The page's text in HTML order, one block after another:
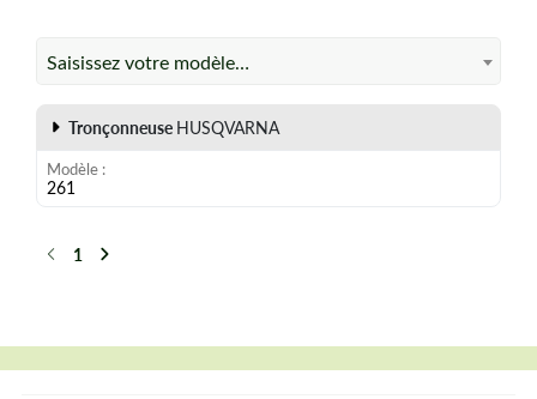
Saisissez votre modèle…
Tronçonneuse HUSQVARNA
Modèle
261
Précédent
1 Suivant